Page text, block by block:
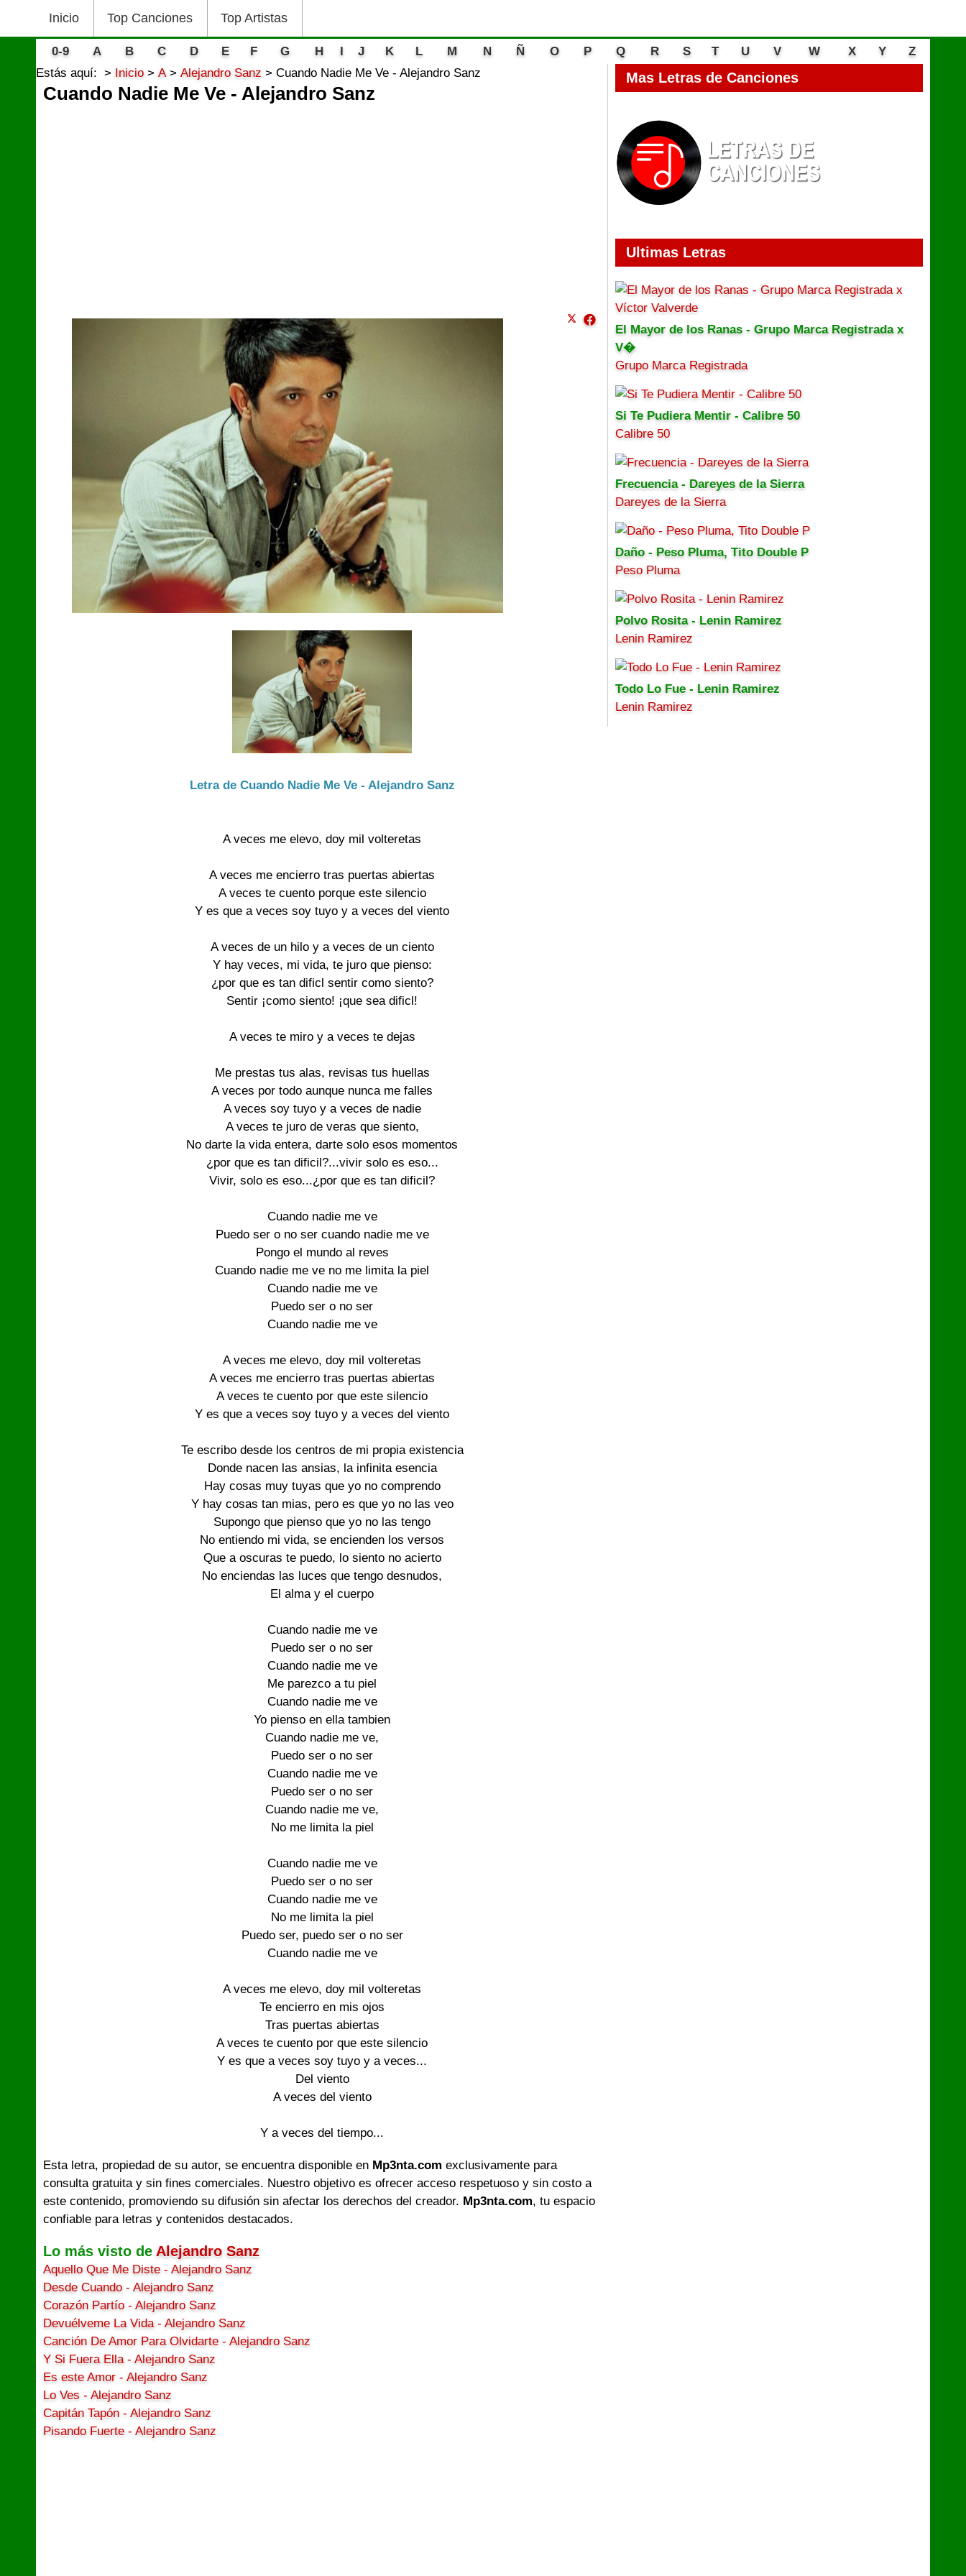
Inicio Top Canciones Top Artistas
0-9 A B C D E F G H I J K L M N Ñ O P Q R S T U V W X Y
Z
Estás aquí:
Inicio A Alejandro Sanz Cuando Nadie Me Ve - Alejandro Sanz
Cuando Nadie Me Ve - Alejandro Sanz
Letra de Cuando Nadie Me Ve - Alejandro Sanz
A veces me elevo, doy mil volteretas
A veces me encierro tras puertas abiertas
A veces te cuento porque este silencio
Y es que a veces soy tuyo y a veces del viento
A veces de un hilo y a veces de un ciento
Y hay veces, mi vida, te juro que pienso:
¿por que es tan dificl sentir como siento?
Sentir ¡como siento! ¡que sea dificl!
A veces te miro y a veces te dejas
Me prestas tus alas, revisas tus huellas
A veces por todo aunque nunca me falles
A veces soy tuyo y a veces de nadie
A veces te juro de veras que siento,
No darte la vida entera, darte solo esos momentos
¿por que es tan dificil?...vivir solo es eso...
Vivir, solo es eso...¿por que es tan dificil?
Cuando nadie me ve
Puedo ser o no ser cuando nadie me ve
Pongo el mundo al reves
Cuando nadie me ve no me limita la piel
Cuando nadie me ve
Puedo ser o no ser
Cuando nadie me ve
A veces me elevo, doy mil volteretas
A veces me encierro tras puertas abiertas
A veces te cuento por que este silencio
Y es que a veces soy tuyo y a veces del viento
Te escribo desde los centros de mi propia existencia
Donde nacen las ansias, la infinita esencia
Hay cosas muy tuyas que yo no comprendo
Y hay cosas tan mias, pero es que yo no las veo
Supongo que pienso que yo no las tengo
No entiendo mi vida, se encienden los versos
Que a oscuras te puedo, lo siento no acierto
No enciendas las luces que tengo desnudos,
El alma y el cuerpo
Cuando nadie me ve
Puedo ser o no ser
Cuando nadie me ve
Me parezco a tu piel
Cuando nadie me ve
Yo pienso en ella tambien
Cuando nadie me ve,
Puedo ser o no ser
Cuando nadie me ve
Puedo ser o no ser
Cuando nadie me ve,
No me limita la piel
Cuando nadie me ve
Puedo ser o no ser
Cuando nadie me ve
No me limita la piel
Puedo ser, puedo ser o no ser
Cuando nadie me ve
A veces me elevo, doy mil volteretas
Te encierro en mis ojos
Tras puertas abiertas
A veces te cuento por que este silencio
Y es que a veces soy tuyo y a veces...
Del viento
A veces del viento
Y a veces del tiempo...
Esta letra, propiedad de su autor, se encuentra disponible en Mp3nta.com exclusivamente para
consulta gratuita y sin fines comerciales. Nuestro objetivo es ofrecer acceso respetuoso y sin costo a
este contenido, promoviendo su difusión sin afectar los derechos del creador. Mp3nta.com, tu espacio
confiable para letras y contenidos destacados.
Lo más visto de Alejandro Sanz
Aquello Que Me Diste - Alejandro Sanz
Desde Cuando - Alejandro Sanz
Corazón Partío - Alejandro Sanz
Devuélveme La Vida - Alejandro Sanz
Canción De Amor Para Olvidarte - Alejandro Sanz
Y Si Fuera Ella - Alejandro Sanz
Es este Amor - Alejandro Sanz
Lo Ves - Alejandro Sanz
Capitán Tapón - Alejandro Sanz
Pisando Fuerte - Alejandro Sanz
Mas Letras de Canciones
Ultimas Letras
El Mayor de los Ranas - Grupo Marca Registrada x
V�
Grupo Marca Registrada
Si Te Pudiera Mentir - Calibre 50
Calibre 50
Frecuencia - Dareyes de la Sierra
Dareyes de la Sierra
Daño - Peso Pluma, Tito Double P
Peso Pluma
Polvo Rosita - Lenin Ramirez
Lenin Ramirez
Todo Lo Fue - Lenin Ramirez
Lenin Ramirez